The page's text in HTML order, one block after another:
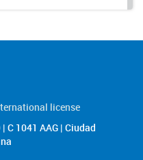
license
C 1041 AAG | Ciudad